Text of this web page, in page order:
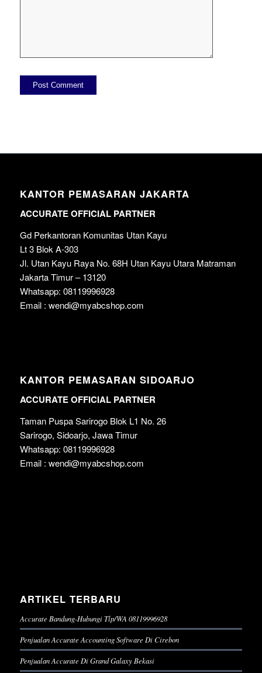
KANTOR PEMASARAN JAKARTA
ACCURATE OFFICIAL PARTNER
Gd Perkantoran Komunitas Utan Kayu
Lt 3 Blok A-303
Jl. Utan Kayu Raya No. 68H Utan Kayu Utara Matraman
Jakarta Timur – 13120
Whatsapp: 08119996928
Email : wendi@myabcshop.com
KANTOR PEMASARAN SIDOARJO
ACCURATE OFFICIAL PARTNER
Taman Puspa Sarirogo Blok L1 No. 26
Sarirogo, Sidoarjo, Jawa Timur
Whatsapp: 08119996928
Email : wendi@myabcshop.com
ARTIKEL TERBARU
Accurate Bandung-Hubungi Tlp/WA 08119996928
Penjualan Accurate Accounting Software Di Cirebon
Penjualan Accurate Di Grand Galaxy Bekasi